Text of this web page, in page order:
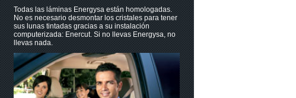
Todas las láminas Energysa están homologadas.
No es necesario desmontar los cristales para tener
sus lunas tintadas gracias a su instalación
computerizada: Enercut. Si no llevas Energysa, no
llevas nada.